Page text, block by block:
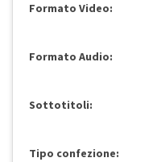
Formato Video:
Formato Audio:
Sottotitoli:
Tipo confezione: